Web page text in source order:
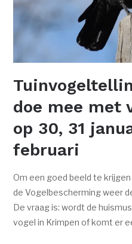
doe mee met
op 30, 31
februari
Om een goed beeld te
de Vogelbescherming weer
De vraag is: wordt de
vogel in Krimpen of komt er